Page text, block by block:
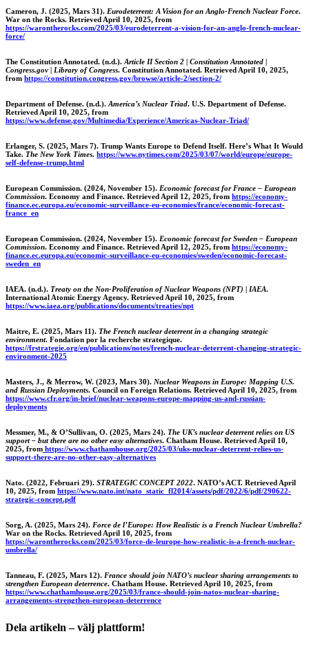
Cameron, J. (2025, Mars 31). Eurodeterrent: A Vision for an Anglo-French Nuclear Force.
War on the Rocks. Retrieved April 10, 2025, from
https://warontherocks.com/2025/03/eurodeterrent-a-vision-for-an-anglo-french-nuclear-
force/
The Constitution Annotated. (n.d.). Article II Section 2 | Constitution Annotated |
Congress.gov | Library of Congress. Constitution Annotated. Retrieved April 10, 2025,
from https://constitution.congress.gov/browse/article-2/section-2/
Department of Defense. (n.d.). America’s Nuclear Triad. U.S. Department of Defense.
Retrieved April 10, 2025, from
https://www.defense.gov/Multimedia/Experience/Americas-Nuclear-Triad/
Erlanger, S. (2025, Mars 7). Trump Wants Europe to Defend Itself. Here’s What It Would
Take. The New York Times. https://www.nytimes.com/2025/03/07/world/europe/europe-
self-defense-trump.html
European Commission. (2024, November 15). Economic forecast for France – European
Commission. Economy and Finance. Retrieved April 12, 2025, from https://economy-
finance.ec.europa.eu/economic-surveillance-eu-economies/france/economic-forecast-
france_en
European Commission. (2024, November 15). Economic forecast for Sweden – European
Commission. Economy and Finance. Retrieved April 12, 2025, from https://economy-
finance.ec.europa.eu/economic-surveillance-eu-economies/sweden/economic-forecast-
sweden_en
IAEA. (n.d.). Treaty on the Non-Proliferation of Nuclear Weapons (NPT) | IAEA.
International Atomic Energy Agency. Retrieved April 10, 2025, from
https://www.iaea.org/publications/documents/treaties/npt
Maitre, E. (2025, Mars 11). The French nuclear deterrent in a changing strategic
environment. Fondation por la recherche strategique.
https://frstrategie.org/en/publications/notes/french-nuclear-deterrent-changing-strategic-
environment-2025
Masters, J., & Merrow, W. (2023, Mars 30). Nuclear Weapons in Europe: Mapping U.S.
and Russian Deployments. Council on Foreign Relations. Retrieved April 10, 2025, from
https://www.cfr.org/in-brief/nuclear-weapons-europe-mapping-us-and-russian-
deployments
Messmer, M., & O’Sullivan, O. (2025, Mars 24). The UK’s nuclear deterrent relies on US
support – but there are no other easy alternatives. Chatham House. Retrieved April 10,
2025, from https://www.chathamhouse.org/2025/03/uks-nuclear-deterrent-relies-us-
support-there-are-no-other-easy-alternatives
Nato. (2022, Februari 29). STRATEGIC CONCEPT 2022. NATO’s ACT. Retrieved April
10, 2025, from https://www.nato.int/nato_static_fl2014/assets/pdf/2022/6/pdf/290622-
strategic-concept.pdf
Sorg, A. (2025, Mars 24). Force de l’Europe: How Realistic is a French Nuclear Umbrella?
War on the Rocks. Retrieved April 10, 2025, from
https://warontherocks.com/2025/03/force-de-leurope-how-realistic-is-a-french-nuclear-
umbrella/
Tanneau, F. (2025, Mars 12). France should join NATO’s nuclear sharing arrangements to
strengthen European deterrence. Chatham House. Retrieved April 10, 2025, from
https://www.chathamhouse.org/2025/03/france-should-join-natos-nuclear-sharing-
arrangements-strengthen-european-deterrence
Dela artikeln – välj plattform!